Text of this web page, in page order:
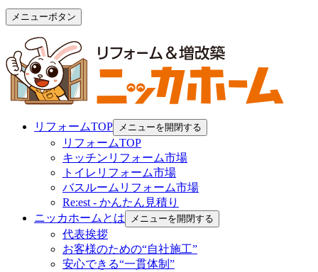
メニューボタン
リフォームTOP メニューを開閉する
リフォームTOP
キッチンリフォーム市場
トイレリフォーム市場
バスルームリフォーム市場
Re:est - かんたん見積り
ニッカホームとは
メニューを開閉する
代表挨拶
お客様のための“自社施工”
安心できる“一貫体制”